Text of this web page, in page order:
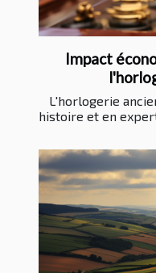
Impact
L'horlogerie
histoire et en